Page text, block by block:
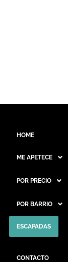
HOME
ME APETECE
POR PRECIO
POR BARRIO
ESCAPADAS
CONTACTO